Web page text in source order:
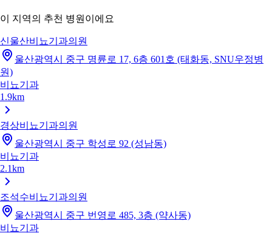
이 지역의 추천 병원이에요
신울산비뇨기과의원
울산광역시 중구 명륜로 17, 6층 601호 (태화동, SNU우정병
원)
비뇨기과
1.9km
경상비뇨기과의원
울산광역시 중구 학성로 92 (성남동)
비뇨기과
2.1km
조석수비뇨기과의원
울산광역시 중구 번영로 485, 3층 (약사동)
비뇨기과